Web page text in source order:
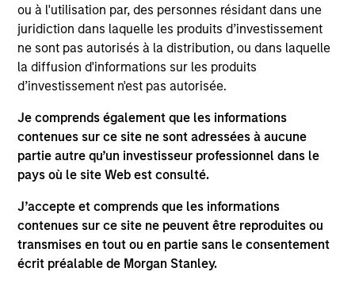
ou à l'utilisation par, des personnes résidant dans une
juridiction dans laquelle les produits d’investissement
ne sont pas autorisés à la distribution, ou dans laquelle
la diffusion d'informations sur les produits
d’investissement n'est pas autorisée.
Je comprends également que les informations
contenues sur ce site ne sont adressées à aucune
partie autre qu’un investisseur professionnel dans le
pays où le site Web est consulté.
J’accepte et comprends que les informations
contenues sur ce site ne peuvent être reproduites ou
transmises en tout ou en partie sans le consentement
écrit préalable de Morgan Stanley.
Team Insights
PRESS RELEASE